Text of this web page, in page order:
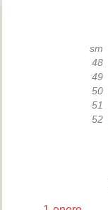
sm
48
49
50
51
52